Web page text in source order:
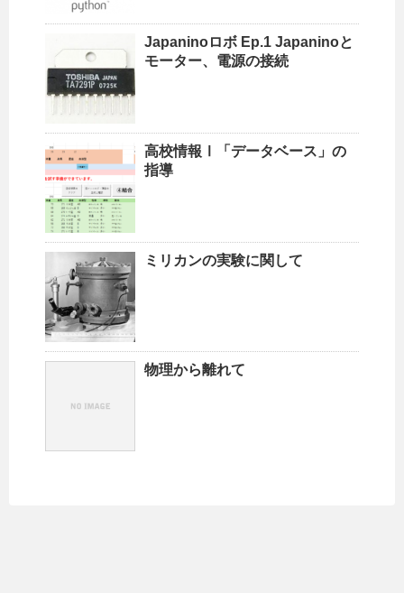
Japaninoロボ Ep.1 Japaninoと
モーター、電源の接続
高校情報Ⅰ「データベース」の
指導
ミリカンの実験に関して
物理から離れて